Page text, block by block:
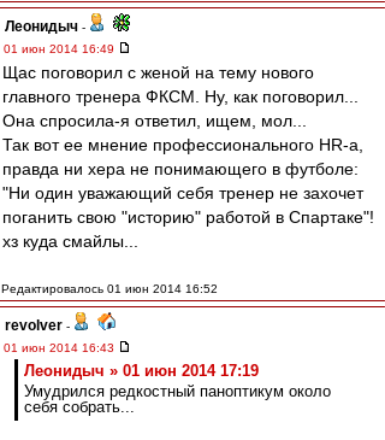
Леонидыч -
01 июн 2014 16:49
Щас поговорил с женой на тему нового
главного тренера ФКСМ. Ну, как поговорил...
Она спросила-я ответил, ищем, мол...
Так вот ее мнение профессионального HR-а,
правда ни хера не понимающего в футболе:
"Ни один уважающий себя тренер не захочет
поганить свою "историю" работой в Спартаке"!
хз куда смайлы...
Редактировалось 01 июн 2014 16:52
revolver -
01 июн 2014 16:43
Леонидыч » 01 июн 2014 17:19
Умудрился редкостный паноптикум около
себя собрать...